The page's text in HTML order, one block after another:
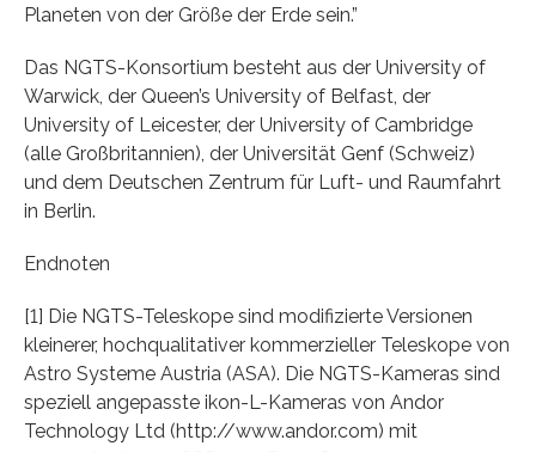
Planeten von der Größe der Erde sein.”
Das NGTS-Konsortium besteht aus der University of
Warwick, der Queen’s University of Belfast, der
University of Leicester, der University of Cambridge
(alle Großbritannien), der Universität Genf (Schweiz)
und dem Deutschen Zentrum für Luft- und Raumfahrt
in Berlin.
Endnoten
[1] Die NGTS-Teleskope sind modifizierte Versionen
kleinerer, hochqualitativer kommerzieller Teleskope von
Astro Systeme Austria (ASA). Die NGTS-Kameras sind
speziell angepasste ikon-L-Kameras von Andor
Technology Ltd (http://www.andor.com) mit